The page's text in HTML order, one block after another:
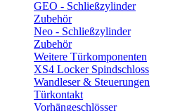
GEO - Schließzylinder
Zubehör
Neo - Schließzylinder
Zubehör
Weitere Türkomponenten
XS4 Locker Spindschloss
Wandleser & Steuerungen
Türkontakt
Vorhängeschlösser